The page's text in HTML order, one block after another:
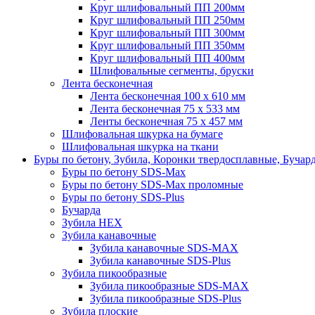
Круг шлифовальный ПП 200мм
Круг шлифовальный ПП 250мм
Круг шлифовальный ПП 300мм
Круг шлифовальный ПП 350мм
Круг шлифовальный ПП 400мм
Шлифовальные сегменты, бруски
Лента бесконечная
Лента бесконечная 100 х 610 мм
Лента бесконечная 75 х 533 мм
Ленты бесконечная 75 х 457 мм
Шлифовальная шкурка на бумаге
Шлифовальная шкурка на ткани
Буры по бетону, Зубила, Коронки твердосплавные,
Буры по бетону SDS-Max
Буры по бетону SDS-Max проломные
Буры по бетону SDS-Plus
Бучарда
Зубила HEX
Зубила канавочные
Зубила канавочные SDS-MAX
Зубила канавочные SDS-Plus
Зубила пикообразные
Зубила пикообразные SDS-MAX
Зубила пикообразные SDS-Plus
Зубила плоские